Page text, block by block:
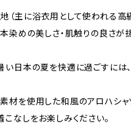
（主に浴衣用として使われる高
染めの美しさ・肌触りの良さが
い日本の夏を快適に過ごすには
材を使用した和風のアロハシャ
なしをお楽しみください。